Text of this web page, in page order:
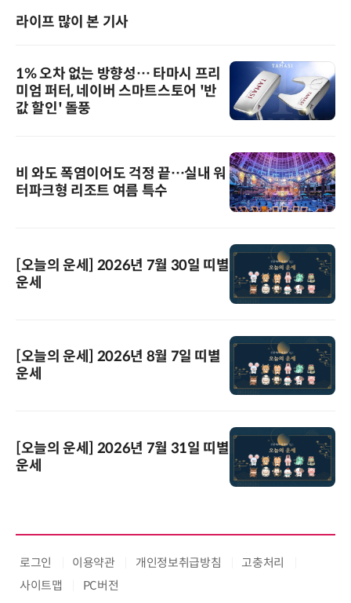
라이프 많이 본 기사
1% 오차 없는 방향성… 타마시 프리
미엄 퍼터, 네이버 스마트스토어 '반
값 할인' 돌풍
비 와도 폭염이어도 걱정 끝…실내 워
터파크형 리조트 여름 특수
[오늘의 운세] 2026년 7월 30일 띠별
운세
[오늘의 운세] 2026년 8월 7일 띠별
운세
[오늘의 운세] 2026년 7월 31일 띠별
운세
로그인 이용약관 개인정보취급방침
고충처리
사이트맵
PC버전